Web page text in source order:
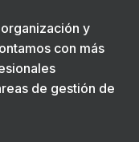
y
con más
de gestión de